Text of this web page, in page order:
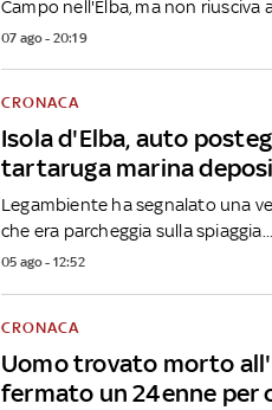
Campo nell'Elba, ma non riusciva
07 ago - 20:19
Isola d'Elba, auto
tartaruga marina
CRONACA
Legambiente ha segnalato una
che era parcheggia sulla spiaggia...
05 ago - 12:52
Uomo trovato morto
fermato un 24enne per
CRONACA